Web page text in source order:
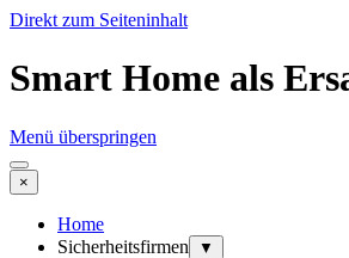
Direkt zum Seiteninhalt
Smart Home als
Menü überspringen
×
Home
Sicherheitsfirmen
▼